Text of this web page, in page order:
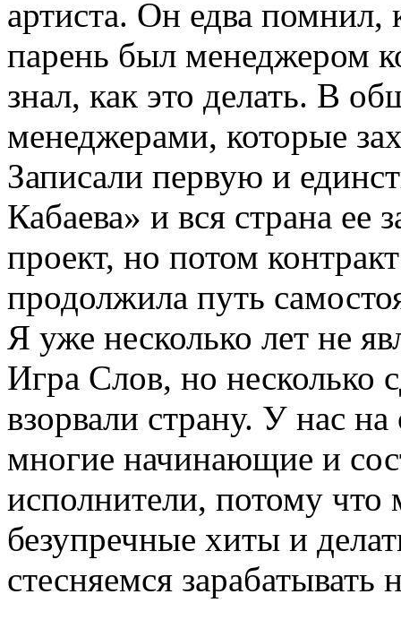
артиста. Он едва помнил,
парень был менеджером
знал, как это делать. В
менеджерами, которые
Записали первую и
Кабаева» и вся страна ее
проект, но потом
продолжила путь
Я уже несколько лет не
Игра Слов, но
взорвали страну. У нас
многие начинающие и
исполнители, потому что
безупречные хиты и
стесняемся зарабатывать